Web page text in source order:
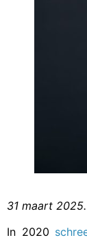
31 maart 2025.
In 2020